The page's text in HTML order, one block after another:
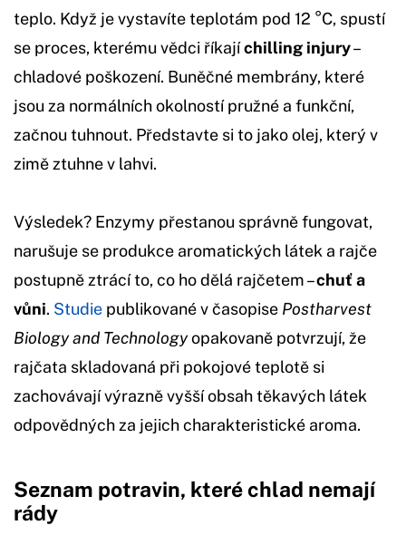
teplo. Když je vystavíte teplotám pod 12 °C, spustí
se proces, kterému vědci říkajíchilling injury–
chladové poškození. Buněčné membrány, které
jsou za normálních okolností pružné a funkční,
začnou tuhnout. Představte si to jako olej, který v
zimě ztuhne v lahvi.
Výsledek? Enzymy přestanou správně fungovat,
narušuje se produkce aromatických látek a rajče
postupně ztrácí to, co ho dělá rajčetem –chuť a
vůni. Studie publikované v časopise Postharvest
Biology and Technologyopakovaně potvrzují, že
rajčata skladovaná při pokojové teplotě si
zachovávají výrazně vyšší obsah těkavých látek
odpovědných za jejich charakteristické aroma.
Seznam potravin, které chlad nemají
rády